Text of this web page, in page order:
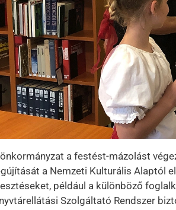
a festést-mázolást
a Nemzeti Kulturális Alaptól
például a különböző
Szolgáltató Rendszer